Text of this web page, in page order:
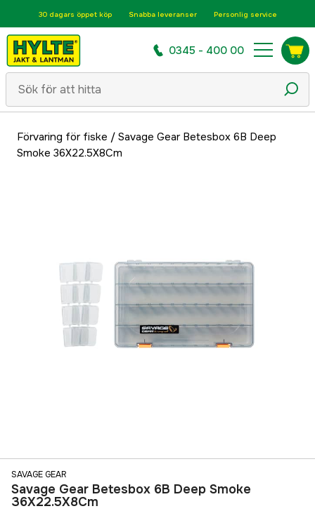
30 dagars öppet köp Snabba leveranser Personlig service
0345 - 400 00
Förvaring för fiske / Savage Gear Betesbox 6B Deep
Smoke 36X22.5X8Cm
SAVAGE GEAR
Savage Gear Betesbox 6B Deep Smoke
36X22.5X8Cm